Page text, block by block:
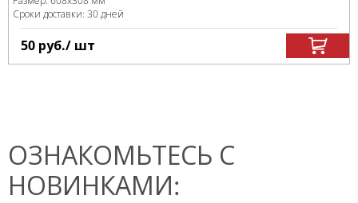
Сроки доставки: 30 дней
50 руб./ шт
ОЗНАКОМЬТЕСЬ С
НОВИНКАМИ: